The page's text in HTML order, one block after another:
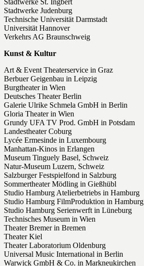
Stadtwerke St. Ingbert
Stadtwerke Judenburg
Technische Universität Darmstadt
Universität Hannover
Verkehrs AG Braunschweig
Kunst & Kultur
Art & Event Theaterservice in Graz
Berbuer Geigenbau in Leipzig
Burgtheater in Wien
Deutsches Theater Berlin
Galerie Ulrike Schmela GmbH in Berlin
Gloria Theater in Wien
Grundy UFA TV Prod. GmbH in Potsdam
Landestheater Coburg
Lycée Ermesinde in Luxembourg
Manhattan-Kinos in Erlangen
Museum Tinguely Basel, Schweiz
Natur-Museum Luzern, Schweiz
Salzburger Festspielfond in Salzburg
Sommertheater Mödling in Gießhübl
Studio Hamburg Atelierbetriebs in Hamburg
Studio Hamburg FilmProduktion in Hamburg
Studio Hamburg Serienwerft in Lüneburg
Technisches Museum in Wien
Theater Bremer in Bremen
Theater Kiel
Theater Laboratorium Oldenburg
Universal Music International in Berlin
Warwick GmbH & Co. in Markneukirchen